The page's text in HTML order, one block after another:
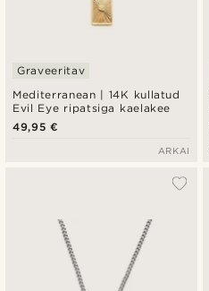
Mediterranean | 14K kullatud
Evil Eye ripatsiga kaelakee
Graveeritav
49,95 €
ARKAI